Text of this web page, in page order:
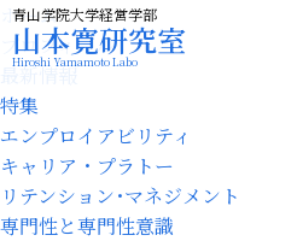
青山学院大学経営学部
山本寛研究室
Hiroshi Yamamoto Labo
ホーム
プロフィール
最新情報
特集
エンプロイアビリティ
キャリア・プラトー
リテンション･マネジメント
専門性と専門性意識